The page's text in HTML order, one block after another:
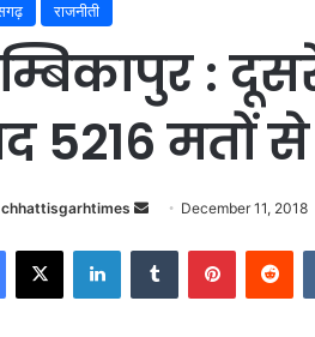
राजनीती
:
5216 मतों
chhattisgarhtimes
Send
email
December 11, 2018
Facebook
X LinkedInTumblr Pinterest